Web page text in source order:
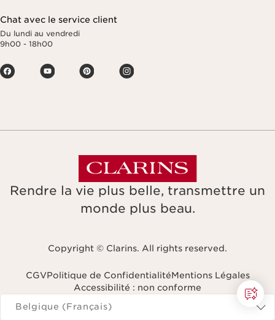
Chat avec le service client
Du lundi au vendredi
9h00 - 18h00
Rendre la vie plus belle, transmettre un
monde plus beau.
Copyright © Clarins. All rights reserved.
CGVPolitique de ConfidentialitéMentions Légales
Accessibilité : non conforme
Naviguer vers
Belgique (Français)